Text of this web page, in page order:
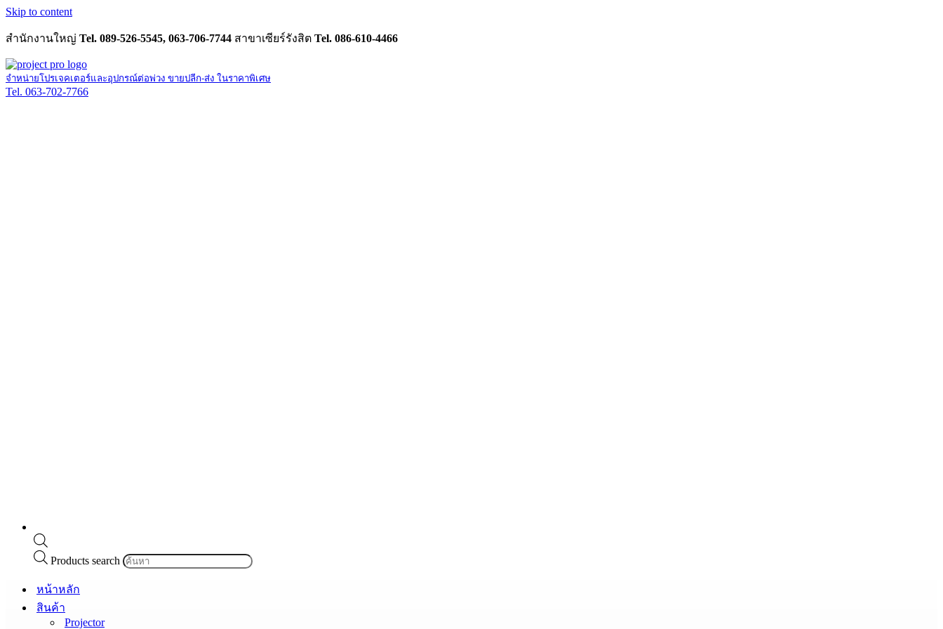
Skip to content
สำนักงานใหญ่ Tel. 089-526-5545, 063-706-7744 สาขาเซียร์รังสิต Tel. 086-610-4466
จำหน่ายโปรเจคเตอร์และอุปกรณ์ต่อพ่วง ขายปลีก-ส่ง ในราคาพิเศษ
Tel. 063-702-7766
Products search
หน้าหลัก
สินค้า
Projector